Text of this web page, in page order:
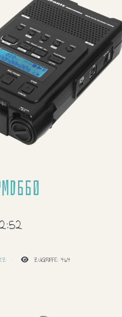
ZUGRIFFE: 464